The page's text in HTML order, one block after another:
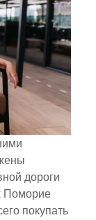
дороги
Поморие
покупать